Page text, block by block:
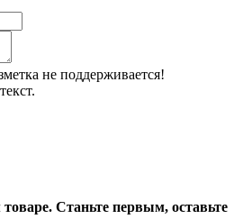
не поддерживается!
Станьте первым, оставьте